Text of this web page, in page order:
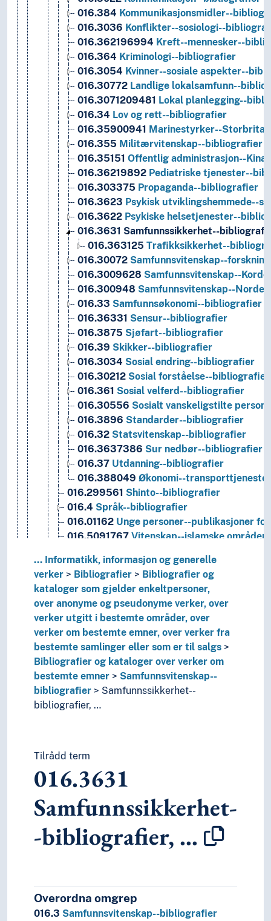
016.384 Kommunikasjonsmidler--
016.3036 Konflikter--sosiologi--
016.362196994 Kreft--mennesker--
016.364 Kriminologi--bibliografier
016.3054 Kvinner--sosiale aspekter--
016.30772 Landlige lokalsamfunn--
016.3071209481 Lokal planlegging--
016.34 Lov og rett--bibliografier
016.35900941 Marinestyrker--
016.355 Militærvitenskap--bibliografier
016.35151 Offentlig administrasjon--
016.36219892 Pediatriske tjenester--
016.303375 Propaganda--bibliografier
016.3623 Psykisk utviklingshemmede--
016.3622 Psykiske helsetjenester--
016.3631 Samfunnssikkerhet--
016.363125 Trafikksikkerhet--
016.30072 Samfunnsvitenskap--
016.3009628 Samfunnsvitenskap--
016.300948 Samfunnsvitenskap--
016.33 Samfunnsøkonomi--bibliografier
016.36331 Sensur--bibliografier
016.3875 Sjøfart--bibliografier
016.39 Skikker--bibliografier
016.3034 Sosial endring--bibliografier
016.30212 Sosial forståelse--bibliografier
016.361 Sosial velferd--bibliografier
016.30556 Sosialt vanskeligstilte
016.3896 Standarder--bibliografier
016.32 Statsvitenskap--bibliografier
016.3637386 Sur nedbør--bibliografier
016.37 Utdanning--bibliografier
016.388049 Økonomi--
016.299561 Shinto--bibliografier
016.4 Språk--bibliografier
016.01162 Unge personer--publikasjoner
016.5091767 Vitenskap--islamske
016.623441 Våpen med opphav fra før
015 Bibliografier og kataloger over verker
012Bibliografier og kataloger som gjelder
017Generelle bibliografier og kataloger over
02 Bibliotek- og informasjonsvitenskap
03 Encyklopedier og leksika
06Foreninger, organisasjoner og museer
08Generelle samlinger
09Håndskrifter og sjeldne bøker
00Informatikk, kunnskap og systemer
07Nyhetsmedier, journalistikk og publisering
Litteratur
Naturvitenskap
Religion
Samfunnsvitenskap
Språk
Teknologi
... Informatikk, informasjon og generelle
verker
Bibliografier
Bibliografier og
kataloger som gjelder enkeltpersoner,
over anonyme og pseudonyme verker, over
verker utgitt i bestemte områder, over
verker om bestemte emner, over verker fra
bestemte samlinger eller som er til salgs
Bibliografier og kataloger over verker om
bestemte emner
Samfunnsvitenskap--
bibliografier
Samfunnssikkerhet--
bibliografier, …
Tilrådd term
016.3631
Samfunnssikkerhet-
-bibliografier, …
Overordna omgrep
016.3 Samfunnsvitenskap--bibliografier